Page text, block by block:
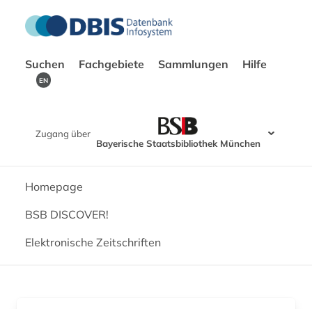
Suchen Fachgebiete Sammlungen Hilfe
EN
Zugang über
Bayerische Staatsbibliothek München
Homepage
BSB DISCOVER!
Elektronische Zeitschriften